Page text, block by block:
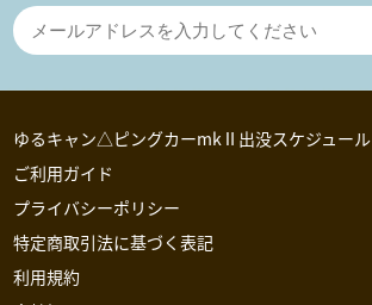
ゆるキャン△ピングカーmkⅡ出没スケジュール
ご利用ガイド
プライバシーポリシー
特定商取引法に基づく表記
利用規約